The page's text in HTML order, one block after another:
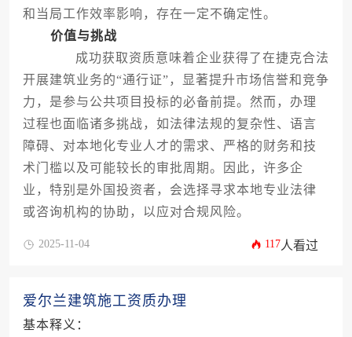
和当局工作效率影响，存在一定不确定性。
价值与挑战
成功获取资质意味着企业获得了在捷克合法
开展建筑业务的“通行证”，显著提升市场信誉和竞争
力，是参与公共项目投标的必备前提。然而，办理
过程也面临诸多挑战，如法律法规的复杂性、语言
障碍、对本地化专业人才的需求、严格的财务和技
术门槛以及可能较长的审批周期。因此，许多企
业，特别是外国投资者，会选择寻求本地专业法律
或咨询机构的协助，以应对合规风险。
2025-11-04 117人看过
爱尔兰建筑施工资质办理
基本释义：